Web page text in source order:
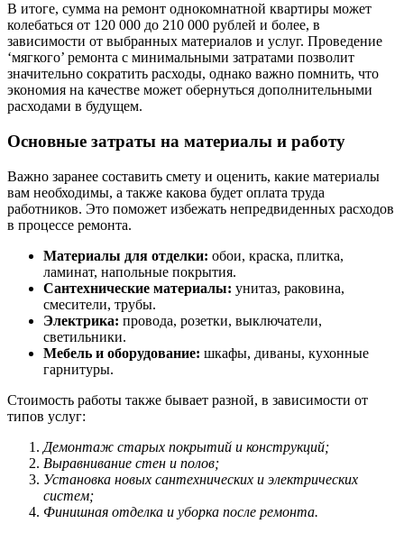
В итоге, сумма на ремонт однокомнатной квартиры может
колебаться от 120 000 до 210 000 рублей и более, в
зависимости от выбранных материалов и услуг. Проведение
‘мягкого’ ремонта с минимальными затратами позволит
значительно сократить расходы, однако важно помнить, что
экономия на качестве может обернуться дополнительными
расходами в будущем.
Основные затраты на материалы и работу
Важно заранее составить смету и оценить, какие материалы
вам необходимы, а также какова будет оплата труда
работников. Это поможет избежать непредвиденных расходов
в процессе ремонта.
Материалы для отделки: обои, краска, плитка,
ламинат, напольные покрытия.
Сантехнические материалы: унитаз, раковина,
смесители, трубы.
Электрика: провода, розетки, выключатели,
светильники.
Мебель и оборудование: шкафы, диваны, кухонные
гарнитуры.
Стоимость работы также бывает разной, в зависимости от
типов услуг:
Демонтаж старых покрытий и конструкций;
Выравнивание стен и полов;
Установка новых сантехнических и электрических
систем;
Финишная отделка и уборка после ремонта.